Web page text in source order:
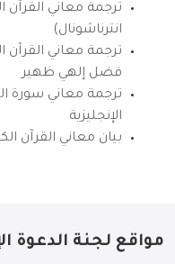
ترجمة معاني القرآن
انترناشونال)
ترجمة معاني القرآن
فضل إلهي ظهير
ترجمة معاني سورة
الإنجليزية
بيان معاني القرآن
مواقع لجنة الدعوة